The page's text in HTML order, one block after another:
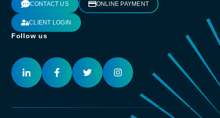
CONTACT US ONLINE PAYMENT
CLIENT LOGIN
Follow us